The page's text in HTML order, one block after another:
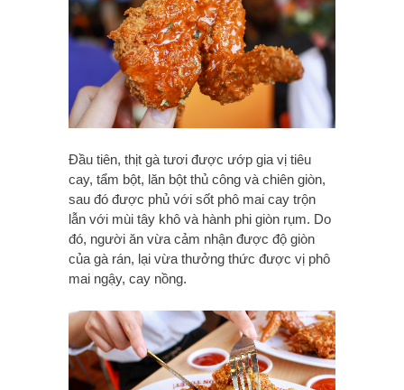
Đầu tiên, thịt gà tươi được ướp gia vị tiêu
cay, tẩm bột, lăn bột thủ công và chiên giòn,
sau đó được phủ với sốt phô mai cay trộn
lẫn với mùi tây khô và hành phi giòn rụm. Do
đó, người ăn vừa cảm nhận được độ giòn
của gà rán, lại vừa thưởng thức được vị phô
mai ngậy, cay nồng.